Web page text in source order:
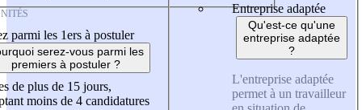
parmi les 1ers à postuler
serez-vous parmi les
premiers à postuler ?
de plus de 15 jours,
moins de 4 candidatures
Entreprise adaptée
Qu'est-ce qu'une
entreprise adaptée
?
L'entreprise adaptée
permet à un travailleur